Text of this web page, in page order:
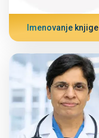
Imenovanje knjige